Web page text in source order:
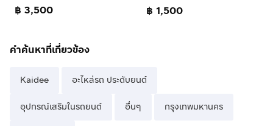
฿ 3,500 ฿ 1,500
คำค้นหาที่เกี่ยวข้อง
Kaidee อะไหล่รถ ประดับยนต์
อุปกรณ์เสริมในรถยนต์ อื่นๆ กรุงเทพมหานคร